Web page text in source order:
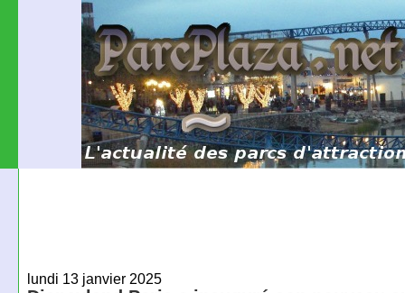
lundi 13 janvier 2025